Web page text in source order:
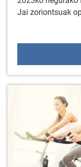
Jai zoriontsuak